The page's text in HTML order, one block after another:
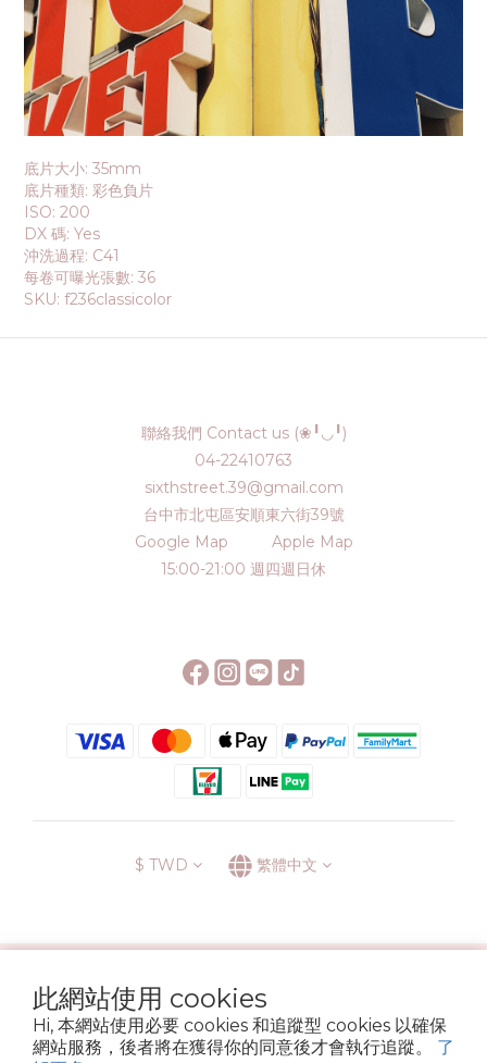
此網站使用 cookies
Hi, 本網站使用必要 cookies 和追蹤型 cookies 以確保
網站服務，後者將在獲得你的同意後才會執行追蹤。 了
底片大小: 35mm
底片種類: 彩色負片
ISO: 200
DX 碼: Yes
沖洗過程: C41
每卷可曝光張數: 36
SKU: f236classicolor
聯絡我們 Contact us (❀╹◡╹)
04-22410763
sixthstreet.39@gmail.com
台中市北屯區安順東六街39號
Google Map
Apple Map
15:00-21:00 週四週日休
$ TWD 繁體中文
運送方式
退換貨政策 條款與細則
Copyright © 2022 6street. All rights reserved.